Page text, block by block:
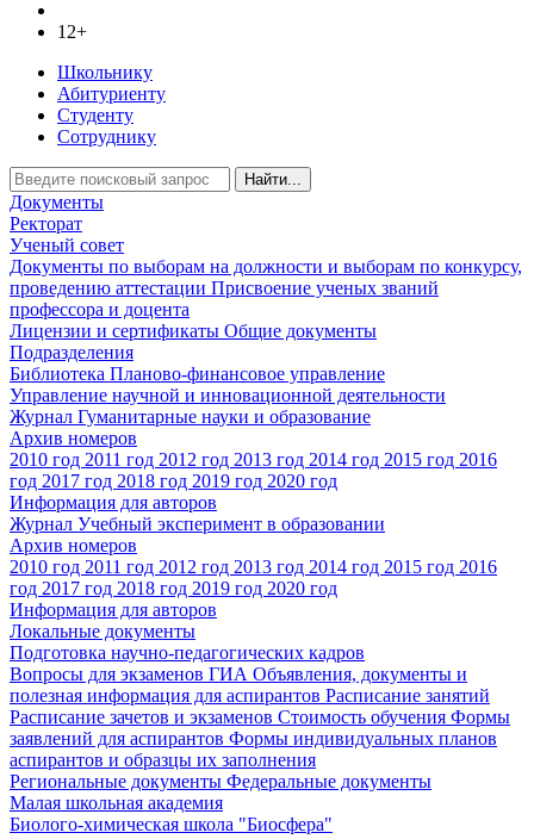
12+
Школьнику
Абитуриенту
Студенту
Сотруднику
Найти...
Документы
Ректорат
Ученый совет
Документы по выборам на должности и выборам по конкурсу,
проведению аттестации Присвоение ученых званий
профессора и доцента
Лицензии и сертификаты Общие документы
Подразделения
Библиотека Планово-финансовое управление
Управление научной и инновационной деятельности
Журнал Гуманитарные науки и образование
Архив номеров
2010 год 2011 год 2012 год 2013 год 2014 год 2015 год 2016
год 2017 год 2018 год 2019 год 2020 год
Информация для авторов
Журнал Учебный эксперимент в образовании
Архив номеров
2010 год 2011 год 2012 год 2013 год 2014 год 2015 год 2016
год 2017 год 2018 год 2019 год 2020 год
Информация для авторов
Локальные документы
Подготовка научно-педагогических кадров
Вопросы для экзаменов ГИА Объявления, документы и
полезная информация для аспирантов Расписание занятий
Расписание зачетов и экзаменов Стоимость обучения Формы
заявлений для аспирантов Формы индивидуальных планов
аспирантов и образцы их заполнения
Региональные документы Федеральные документы
Малая школьная академия
Биолого-химическая школа "Биосфера"